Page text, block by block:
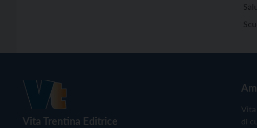
Vita Trentina Editrice
di